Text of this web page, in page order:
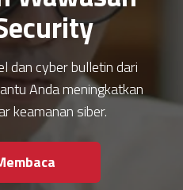
dan cyber bulletin dari
Anda meningkatkan
keamanan siber.